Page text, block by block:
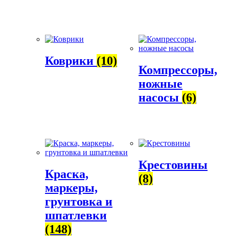
Коврики (10)
Компрессоры,
ножные
насосы (6)
Краска,
маркеры,
грунтовка и
шпатлевки
(148)
Крестовины
(8)